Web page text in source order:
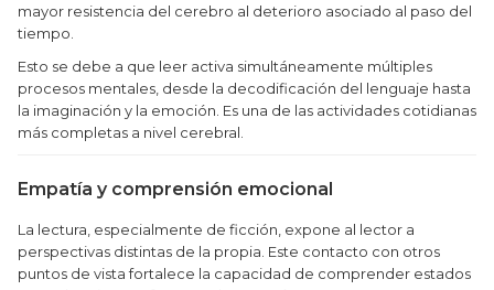
mayor resistencia del cerebro al deterioro asociado al paso del
tiempo.
Esto se debe a que leer activa simultáneamente múltiples
procesos mentales, desde la decodificación del lenguaje hasta
la imaginación y la emoción. Es una de las actividades cotidianas
más completas a nivel cerebral.
Empatía y comprensión emocional
La lectura, especialmente de ficción, expone al lector a
perspectivas distintas de la propia. Este contacto con otros
puntos de vista fortalece la capacidad de comprender estados